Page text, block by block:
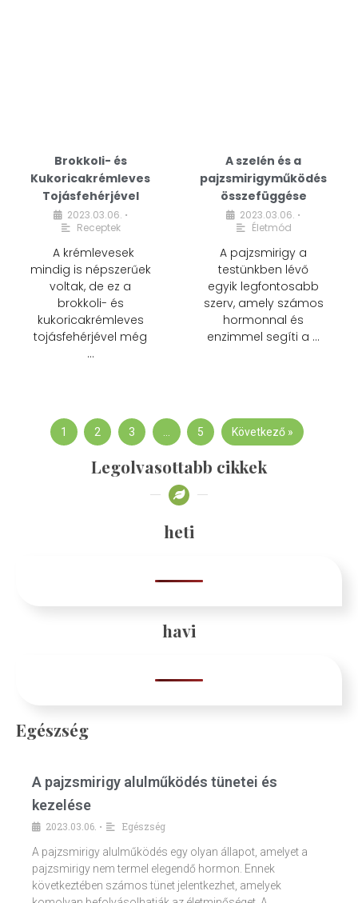
Brokkoli- és
Kukoricakrémleves
Tojásfehérjével
2023.03.06. •
Receptek
A krémlevesek
mindig is népszerűek
voltak, de ez a
brokkoli- és
kukoricakrémleves
tojásfehérjével még
…
A szelén és a
pajzsmirigyműködés
összefüggése
2023.03.06. •
Életmód
A pajzsmirigy a
testünkben lévő
egyik legfontosabb
szerv, amely számos
hormonnal és
enzimmel segíti a …
1 2 3 … 5 Következő »
Legolvasottabb cikkek
heti
havi
Egészség
A pajzsmirigy alulműködés tünetei és
kezelése
2023.03.06. •
Egészség
A pajzsmirigy alulműködés egy olyan állapot, amelyet a
pajzsmirigy nem termel elegendő hormon. Ennek
következtében számos tünet jelentkezhet, amelyek